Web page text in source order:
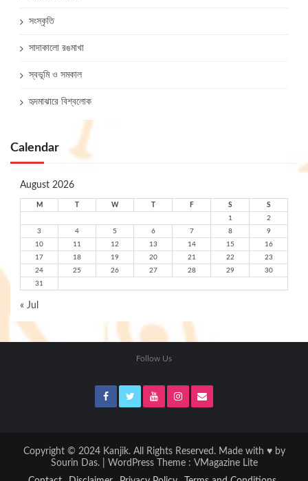
সংস্কৃতি
সাদাকালো রঙমাখা
স্বভূমি ও সমকাল
হৃদমাঝারে বিশ্বলোক
Calendar
August 2026
M W F S
S
1
2
3
4 5 6 7 8
9
10
11 12 13 14 15
16
17
18 19 20 21 22
23
24
25 26 27 28 29
30
31
« Jul
Follow Us
Copyright © 2024 Kanjik. All Rights Reserved. Made with ♥ by
Sourin Das. | WordPress Theme : VMagazine Lite